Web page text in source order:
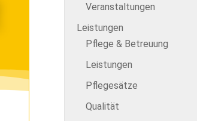
Veranstaltungen
Leistungen
Pflege & Betreuung
Leistungen
Pflegesätze
Qualität